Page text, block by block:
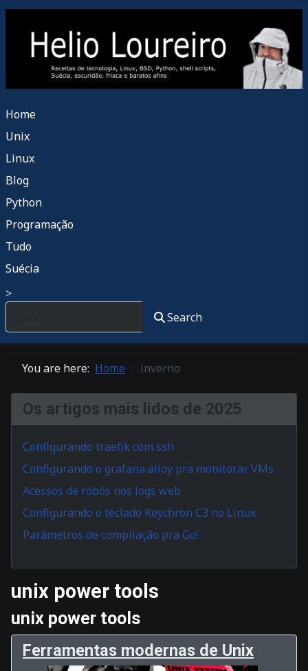
Home
Unix
Linux
Blog
Python
Programação
Tudo
Suécia
>
Search
You are here: Home inverno
Os artigos mais lidos de 2025
Configurando traefik com ssh
Configurando o grafana alloy pra monitorar VMs
Acessos de robôs nos logs web
Configurando o teclado Keychron C3 no Linux
Parâmetros de compilação pra Go!
unix power tools
unix power tools
Ferramentas modernas de Unix